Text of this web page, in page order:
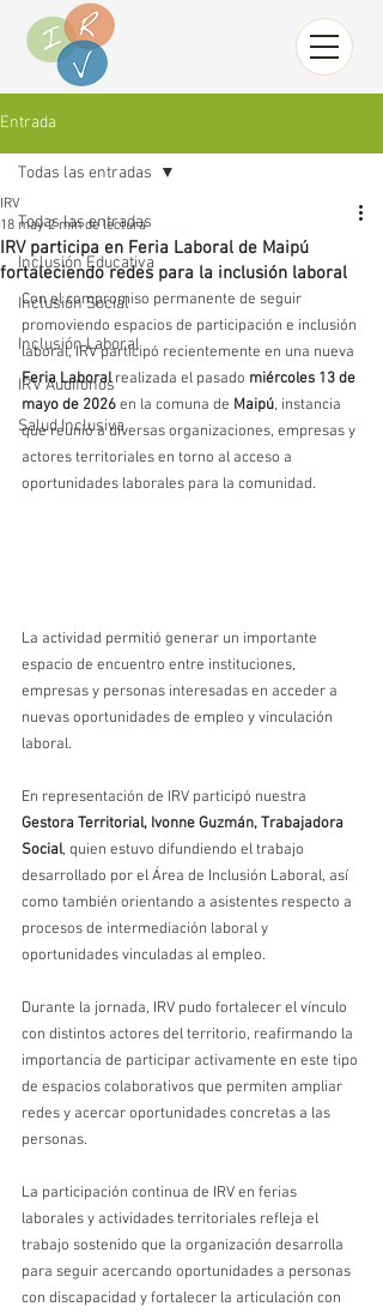
Entrada
Todas las entradas
Inclusión Educativa
Inclusión Social
Inclusión Laboral
IRV Audífonos
Salud Inclusiva
Todas las entradas
IRV participa en Feria Laboral de Maipú
fortaleciendo redes para la inclusión laboral
IRV
18 may 2 min de lectura
Con el compromiso permanente de seguir
promoviendo espacios de participación e inclusión
laboral, IRV participó recientemente en una nueva
Feria Laboral realizada el pasado miércoles 13 de
mayo de 2026 en la comuna de Maipú, instancia
que reunió a diversas organizaciones, empresas y
actores territoriales en torno al acceso a
oportunidades laborales para la comunidad.
La actividad permitió generar un importante
espacio de encuentro entre instituciones,
empresas y personas interesadas en acceder a
nuevas oportunidades de empleo y vinculación
laboral.
En representación de IRV participó nuestra
Gestora Territorial, Ivonne Guzmán, Trabajadora
Social, quien estuvo difundiendo el trabajo
desarrollado por el Área de Inclusión Laboral, así
como también orientando a asistentes respecto a
procesos de intermediación laboral y
oportunidades vinculadas al empleo.
Durante la jornada, IRV pudo fortalecer el vínculo
con distintos actores del territorio, reafirmando la
importancia de participar activamente en este tipo
de espacios colaborativos que permiten ampliar
redes y acercar oportunidades concretas a las
personas.
La participación continua de IRV en ferias
laborales y actividades territoriales refleja el
trabajo sostenido que la organización desarrolla
para seguir acercando oportunidades a personas
con discapacidad y fortalecer la articulación con